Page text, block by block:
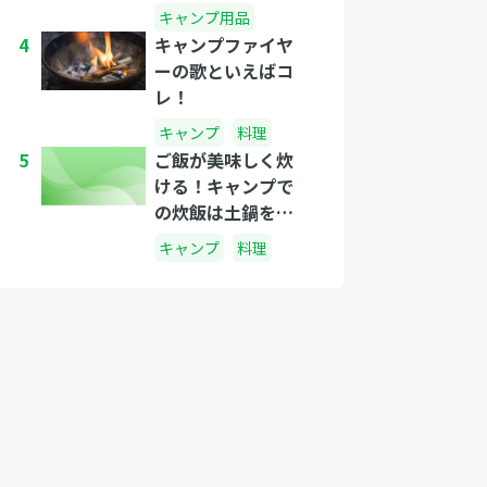
キャンプ用品
4
キャンプファイヤ
ーの歌といえばコ
レ！
キャンプ 料理
5
ご飯が美味しく炊
ける！キャンプで
の炊飯は土鍋を使
おう！
キャンプ 料理